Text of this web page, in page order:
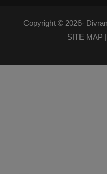
Copyright © 2026·
SITE MAP |